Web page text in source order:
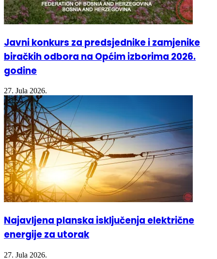
Javni konkurs za predsjednike i zamjenike
biračkih odbora na Općim izborima 2026.
godine
27. Jula 2026.
Najavljena planska isključenja električne
energije za utorak
27. Jula 2026.